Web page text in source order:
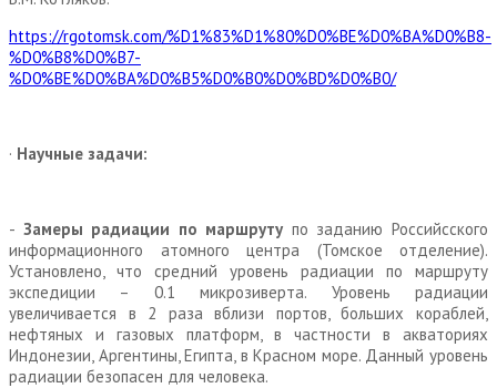
https://rgotomsk.com/%D1%83%D1%80%D0%BE%D0%BA%D0%B8-
%D0%B8%D0%B7-
%D0%BE%D0%BA%D0%B5%D0%B0%D0%BD%D0%B0/
· Научные задачи:
- Замеры радиации по маршруту по заданию Российсского
информационного атомного центра (Томское отделение).
Установлено, что средний уровень радиации по маршруту
экспедиции – 0.1 микрозиверта. Уровень радиации
увеличивается в 2 раза вблизи портов, больших кораблей,
нефтяных и газовых платформ, в частности в акваториях
Индонезии, Аргентины, Египта, в Красном море. Данный уровень
радиации безопасен для человека.